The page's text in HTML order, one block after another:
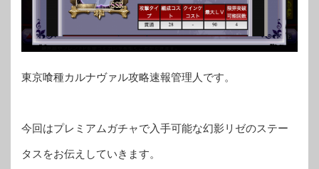
東京喰種カルナヴァル攻略速報管理人です。
今回はプレミアムガチャで入手可能な幻影リゼのステー
タスをお伝えしていきます。